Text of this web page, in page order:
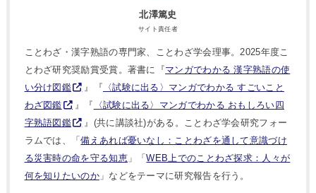
北澤篤史
サイト責任者
ことわざ・漢字熟語の専門家、ことわざ学会理事。2025年度こ
とわざ研究奨励賞受賞。著書に『マンガでわかる 漢字熟語の使
い分け図鑑
』『 〈試験に出る〉マンガでわかる すごいこと
わざ図鑑
』『
〈試験に出る〉マンガでわかる おもしろい四
字熟語図鑑
』(共に講談社)がある。ことわざ学会研究フォー
ラムでは、「備えあれば憂いなし：ことわざを通して意識づけ
る災害時の命を守る知恵」「WEB上でのことわざ探求：人々が
何を知りたいのか」などをテーマに研究報告を行う。